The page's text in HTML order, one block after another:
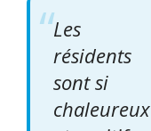
Les
résidents
sont si
chaleureux